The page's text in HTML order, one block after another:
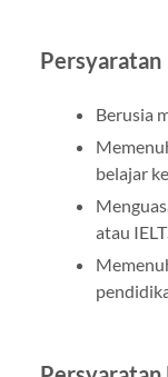
Persyaratan
Berusia
belajar
atau